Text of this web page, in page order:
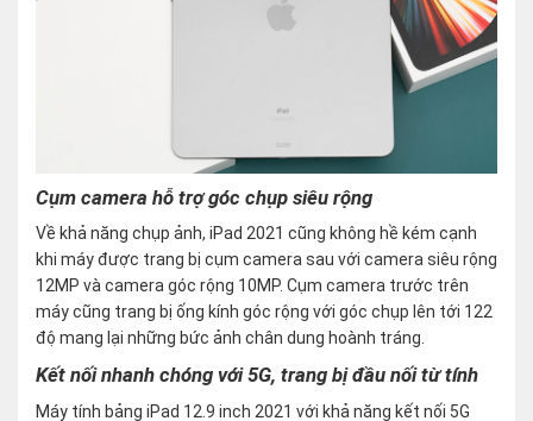
Cụm camera hỗ trợ góc chụp siêu rộng
Về khả năng chụp ảnh, iPad 2021 cũng không hề kém cạnh
khi máy được trang bị cụm camera sau với camera siêu rộng
12MP và camera góc rộng 10MP. Cụm camera trước trên
máy cũng trang bị ống kính góc rộng với góc chụp lên tới 122
độ mang lại những bức ảnh chân dung hoành tráng.
Kết nối nhanh chóng với 5G, trang bị đầu nối từ tính
Máy tính bảng iPad 12.9 inch 2021 với khả năng kết nối 5G